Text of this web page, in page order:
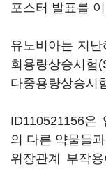
포스터 발표를
유노비아는 지
회용량상승시험
다중용량상승시
ID110521156은
의 다른 약물들
위장관계 부작